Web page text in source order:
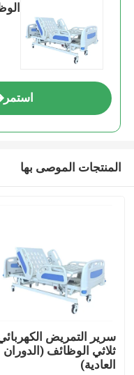
استمر
المنتجات الموصى بها
سرير التمريض
ثلاثي الوظائف (الدوران
العادية)